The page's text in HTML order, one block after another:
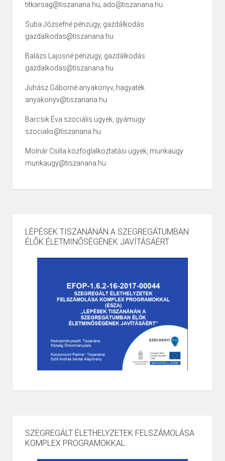
titkarsag@tiszanana.hu, ado@tiszanana.hu
Suba Józsefné pénzügy, gazdálkodás
gazdalkodas@tiszanana.hu
Balázs Lajosné pénzügy, gazdálkodás
gazdalkodas@tiszanana.hu
Juhász Gáborné anyakönyv, hagyaték
anyakonyv@tiszanana.hu
Barcsik Éva szociális ügyek, gyámügy
szocialis@tiszanana.hu
Molnár Csilla közfoglalkoztatási ügyek, munkaügy
munkaugy@tiszanana.hu
LÉPÉSEK TISZANÁNÁN A SZEGREGÁTUMBAN
ÉLŐK ÉLETMINŐSÉGÉNEK JAVÍTÁSÁÉRT
SZEGREGÁLT ÉLETHELYZETEK FELSZÁMOLÁSA
KOMPLEX PROGRAMOKKAL